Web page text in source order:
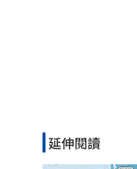
延伸閱讀